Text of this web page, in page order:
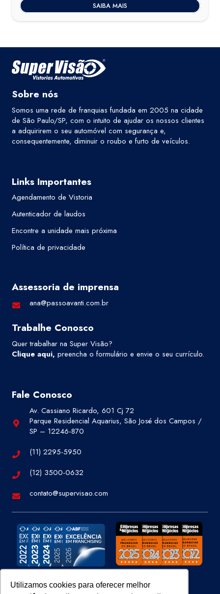
Utilizamos cookies para oferecer melhor
SAIBA MAIS
Sobre nós
Somos uma rede de franquias fundada em 2005 na cidade
de São Paulo/SP, com o intuito de ajudar os nossos clientes
a adquirirem o seu automóvel com segurança e,
consequentemente, diminuir o roubo e furto de veículos.
Links Importantes
Agendamento de Vistoria
Autenticador de laudos
Encontre a unidade mais próxima
Política de privacidade
Assessoria de imprensa
ana@passoavanti.com.br
Trabalhe Conosco
Quer trabalhar na Super Visão?
Clique aqui, preencha o formulário e envie o seu currículo.
Fale Conosco
Av. Cassiano Ricardo, 601 Cj 72
Parque Residencial Aquarius, São José dos Campos /
SP – 12246-870
(11) 2295-5950
(12) 3500-0632
contato@supervisao.com